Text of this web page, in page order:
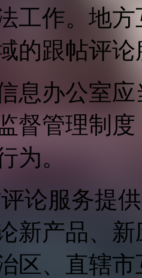
工作。地
的跟帖评
息办公室
督管理制
为。
论服务提
新产品、
区、直辖